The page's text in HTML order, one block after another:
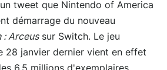
tweet que Nintendo of America
démarrage du nouveau
: Arceussur Switch. Le jeu
28 janvier dernier vient en effet